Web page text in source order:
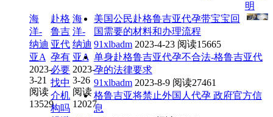
明
海
洋-
纳迪
亚A
2023-
3-21
阅读
13529
赴格
鲁吉
亚代
孕有
必要
找中
介机
构吗
海
洋-
纳迪
亚A
2023-
3-26
阅读
12027
美国公民赴格鲁吉亚代孕带宝宝回
国需要的材料和办理流程
91xlbadm 2023-4-23 阅读15665
单身赴格鲁吉亚代孕不合法-格鲁吉亚代
孕的法律要求
91xlbadm 2023-8-9 阅读27461
格鲁吉亚将禁止外国人代孕 政府官方信
息